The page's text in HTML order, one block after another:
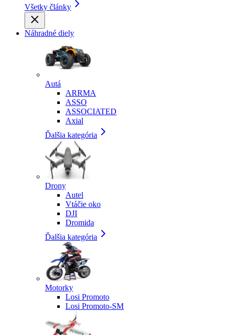
Všetky články
Náhradné diely
Autá
ARRMA
ASSO
ASSOCIATED
Axial
Ďalšia kategória
Drony
Autel
Vtáčie oko
DJI
Dromida
Ďalšia kategória
Motorky
Losi Promoto
Losi Promoto-SM